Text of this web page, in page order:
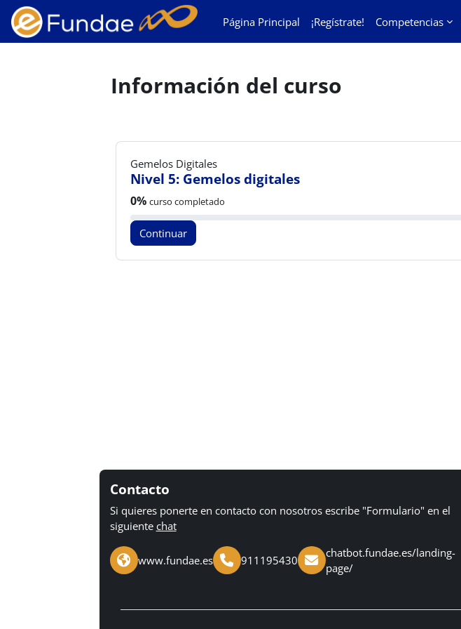
Salta al contenido principal
Página Principal
¡Regístrate! Competencias
Información del curso
Gemelos Digitales
Nivel 5: Gemelos digitales
Progreso del curso:
0% curso completado
Continuar
Contacto
Si quieres ponerte en contacto con nosotros escribe "Formulario" en el
siguiente chat
www.fundae.es 911195430
chatbot.fundae.es/landing-
page/